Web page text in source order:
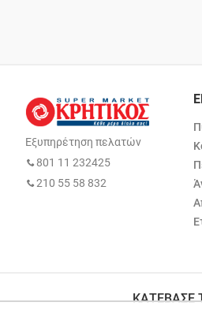
Εξυπηρέτηση πελατών
801 11 232425
210 55 58 832
ΚΑΤΕΒΑΣΕ